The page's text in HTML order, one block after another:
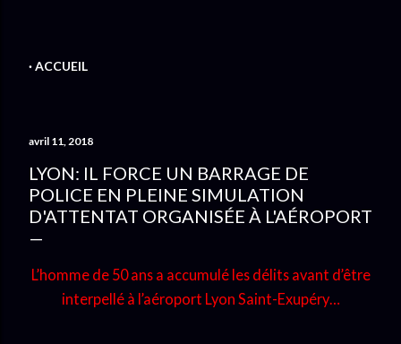
ACCUEIL
avril 11, 2018
LYON: IL FORCE UN BARRAGE DE
POLICE EN PLEINE SIMULATION
D'ATTENTAT ORGANISÉE À L'AÉROPORT
L’homme de 50 ans a accumulé les délits avant d’être
interpellé à l’aéroport Lyon Saint-Exupéry…